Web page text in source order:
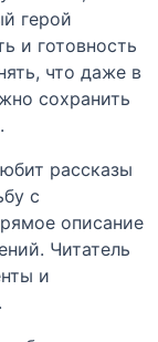
герой
и готовность
что даже в
сохранить
рассказы
с
описание
Читатель
и